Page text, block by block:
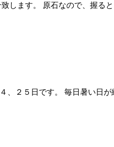
します。 原石なので、握
５日です。 毎日暑い日が